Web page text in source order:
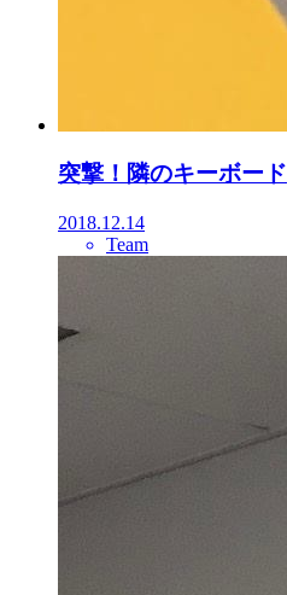
突撃！隣のキーボード
2018.12.14
Team